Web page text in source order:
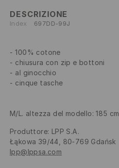
DESCRIZIONE
Index 697DD-99J
100% cotone
chiusura con zip e bottoni
al ginocchio
cinque tasche
M/L. altezza del modello: 185 cm
Produttore: LPP S.A.
Łąkowa 39/44, 80-769 Gdańsk
lpp@lppsa.com